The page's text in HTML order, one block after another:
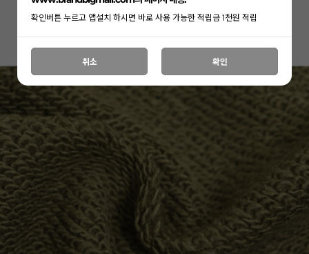
확인버튼 누르고 앱설치 하시면 바로 사용 가능한 적립금 1천원 적립
취소 확인